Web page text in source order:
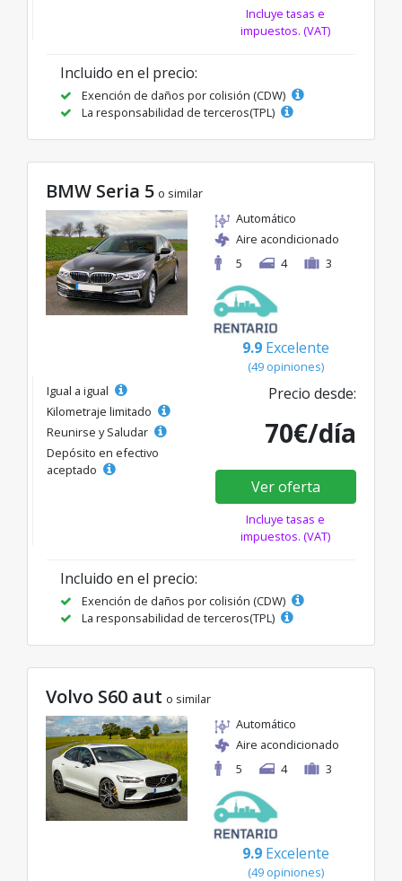
Incluye tasas e
impuestos. (VAT)
Incluido en el precio:
Exención de daños por colisión (CDW)
La responsabilidad de terceros(TPL)
BMW Seria 5 o similar
Automático
Aire acondicionado
5
4 3
9.9 Excelente
(49 opiniones)
Igual a igual
Kilometraje limitado
Reunirse y Saludar
Depósito en efectivo
aceptado
Precio desde:
70€/día
Ver oferta
Incluye tasas e
impuestos. (VAT)
Incluido en el precio:
Exención de daños por colisión (CDW)
La responsabilidad de terceros(TPL)
Volvo S60 aut o similar
Automático
Aire acondicionado
5
4 3
9.9 Excelente
(49 opiniones)